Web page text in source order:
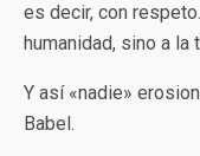
es decir, con
humanidad, sino a la
Y así «nadie»
Babel.